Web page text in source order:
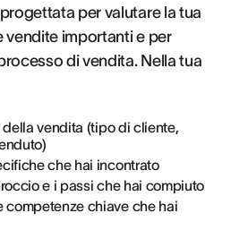
per valutare la tua
importanti e per
di vendita. Nella tua
vendita (tipo di cliente,
che hai incontrato
e i passi che hai compiuto
competenze chiave che hai